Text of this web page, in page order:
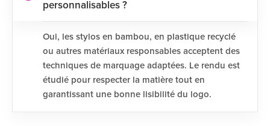
personnalisables ?
Oui, les stylos en bambou, en plastique recyclé
ou autres matériaux responsables acceptent des
techniques de marquage adaptées. Le rendu est
étudié pour respecter la matière tout en
garantissant une bonne lisibilité du logo.